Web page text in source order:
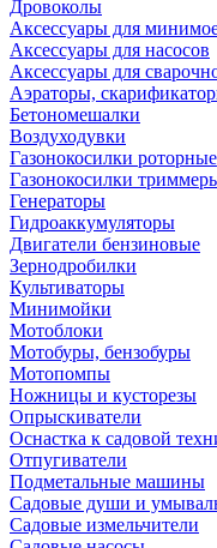
Дровоколы
Аксессуары для
Аксессуары для насосов
Аксессуары для
Аэраторы,
Бетономешалки
Воздуходувки
Газонокосилки роторные
Газонокосилки
Генераторы
Гидроаккумуляторы
Двигатели бензиновые
Зернодробилки
Культиваторы
Минимойки
Мотоблоки
Мотобуры, бензобуры
Мотопомпы
Ножницы и кусторезы
Опрыскиватели
Оснастка к садовой
Отпугиватели
Подметальные машины
Садовые души и
Садовые измельчители